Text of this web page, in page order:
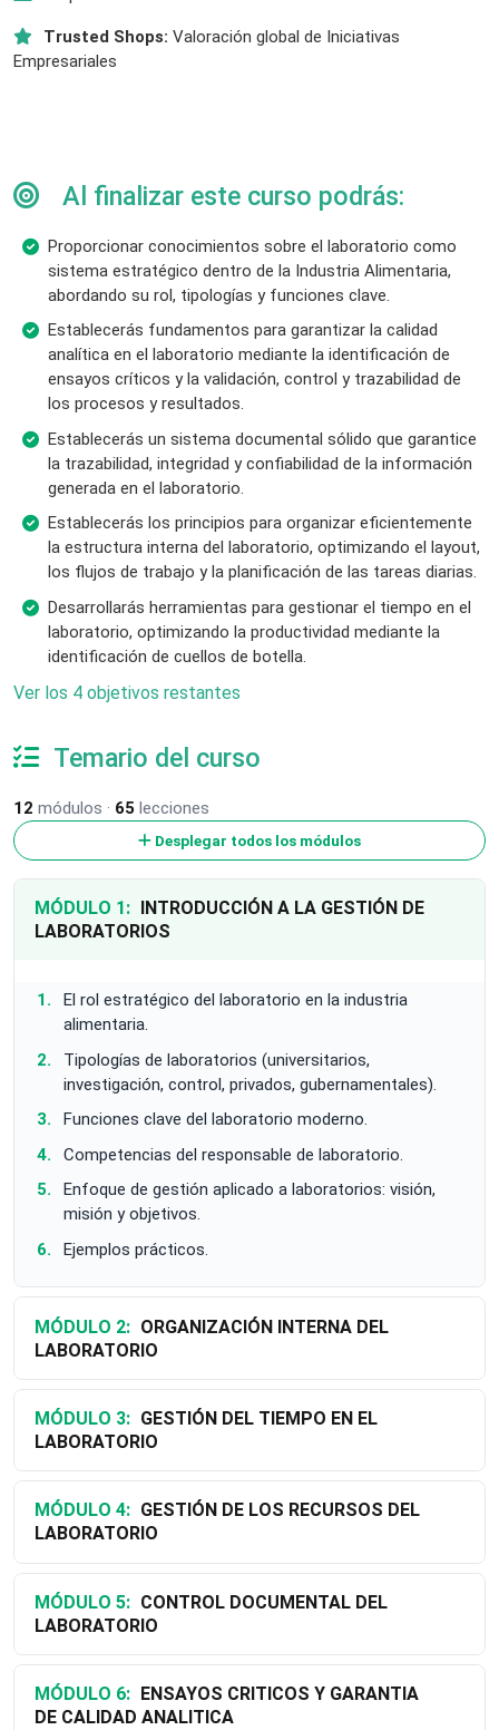
Trusted Shops: Valoración global de Iniciativas
Empresariales
Al finalizar este curso podrás:
Proporcionar conocimientos sobre el laboratorio como
sistema estratégico dentro de la Industria Alimentaria,
abordando su rol, tipologías y funciones clave.
Establecerás fundamentos para garantizar la calidad
analítica en el laboratorio mediante la identificación de
ensayos críticos y la validación, control y trazabilidad de
los procesos y resultados.
Establecerás un sistema documental sólido que garantice
la trazabilidad, integridad y confiabilidad de la información
generada en el laboratorio.
Establecerás los principios para organizar eficientemente
la estructura interna del laboratorio, optimizando el layout,
los flujos de trabajo y la planificación de las tareas diarias.
Desarrollarás herramientas para gestionar el tiempo en el
laboratorio, optimizando la productividad mediante la
identificación de cuellos de botella.
Ver los 4 objetivos restantes
Temario del curso
12 módulos · 65 lecciones
Desplegar todos los módulos
MÓDULO 1:
LABORATORIOS
El rol estratégico del laboratorio en la industria
alimentaria.
Tipologías de laboratorios (universitarios,
investigación, control, privados, gubernamentales).
Funciones clave del laboratorio moderno.
Competencias del responsable de laboratorio.
Enfoque de gestión aplicado a laboratorios: visión,
misión y objetivos.
Ejemplos prácticos.
MÓDULO 2:
LABORATORIO
MÓDULO 3:
LABORATORIO
MÓDULO 4:
LABORATORIO
MÓDULO 5:
LABORATORIO
MÓDULO 6:
DE CALIDAD ANALITICA